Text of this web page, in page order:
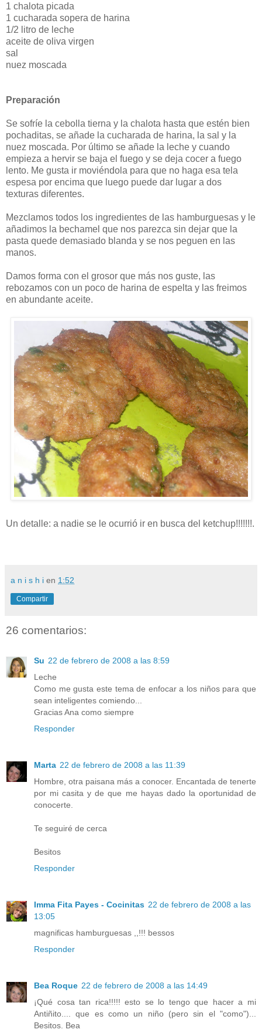
1 chalota picada
1 cucharada sopera de harina
1/2 litro de leche
aceite de oliva virgen
sal
nuez moscada
Preparación
Se sofríe la cebolla tierna y la chalota hasta que estén bien
pochaditas, se añade la cucharada de harina, la sal y la
nuez moscada. Por último se añade la leche y cuando
empieza a hervir se baja el fuego y se deja cocer a fuego
lento. Me gusta ir moviéndola para que no haga esa tela
espesa por encima que luego puede dar lugar a dos
texturas diferentes.
Mezclamos todos los ingredientes de las hamburguesas y le
añadimos la bechamel que nos parezca sin dejar que la
pasta quede demasiado blanda y se nos peguen en las
manos.
Damos forma con el grosor que más nos guste, las
rebozamos con un poco de harina de espelta y las freimos
en abundante aceite.
Un detalle: a nadie se le ocurrió ir en busca del ketchup!!!!!!!.
a n i s h i en 1:52
Compartir
26 comentarios:
Su 22 de febrero de 2008 a las 8:59
Leche
Como me gusta este tema de enfocar a los niños para que
sean inteligentes comiendo...
Gracias Ana como siempre
Responder
Marta 22 de febrero de 2008 a las 11:39
Hombre, otra paisana más a conocer. Encantada de tenerte
por mi casita y de que me hayas dado la oportunidad de
conocerte.
Te seguiré de cerca
Besitos
Responder
Imma Fita Payes - Cocinitas 22 de febrero de 2008 a las
13:05
magnificas hamburguesas ,,!!! bessos
Responder
Bea Roque 22 de febrero de 2008 a las 14:49
¡Qué cosa tan rica!!!!! esto se lo tengo que hacer a mi
Antiñito.... que es como un niño (pero sin el "como")...
Besitos. Bea